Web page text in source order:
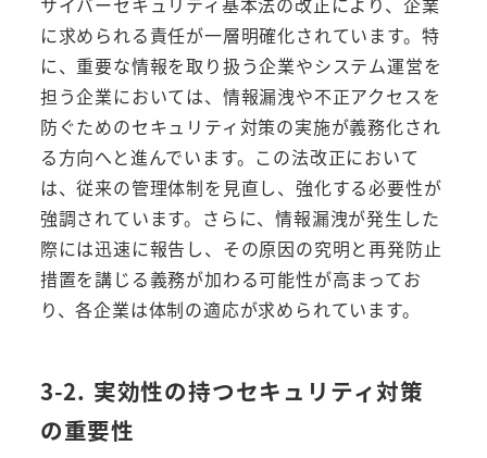
に求められる責任が一層明確化されています。特
に、重要な情報を取り扱う企業やシステム運営を
担う企業においては、情報漏洩や不正アクセスを
防ぐためのセキュリティ対策の実施が義務化され
る方向へと進んでいます。この法改正において
は、従来の管理体制を見直し、強化する必要性が
強調されています。さらに、情報漏洩が発生した
際には迅速に報告し、その原因の究明と再発防止
措置を講じる義務が加わる可能性が高まってお
り、各企業は体制の適応が求められています。
3-2. 実効性の持つセキュリティ対策
の重要性